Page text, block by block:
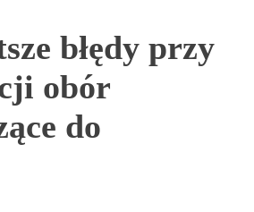
błędy przy
obór
do